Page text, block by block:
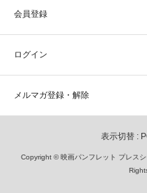
会員登録
ログイン
メルマガ登録・解除
表示切替 :
Copyright © 映画パンフレット プレス